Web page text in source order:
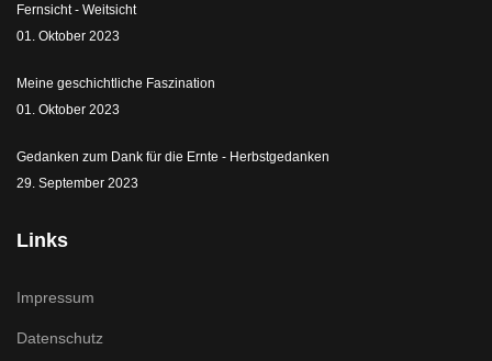
Fernsicht - Weitsicht
01. Oktober 2023
Meine geschichtliche Faszination
01. Oktober 2023
Gedanken zum Dank für die Ernte - Herbstgedanken
29. September 2023
Links
Impressum
Datenschutz